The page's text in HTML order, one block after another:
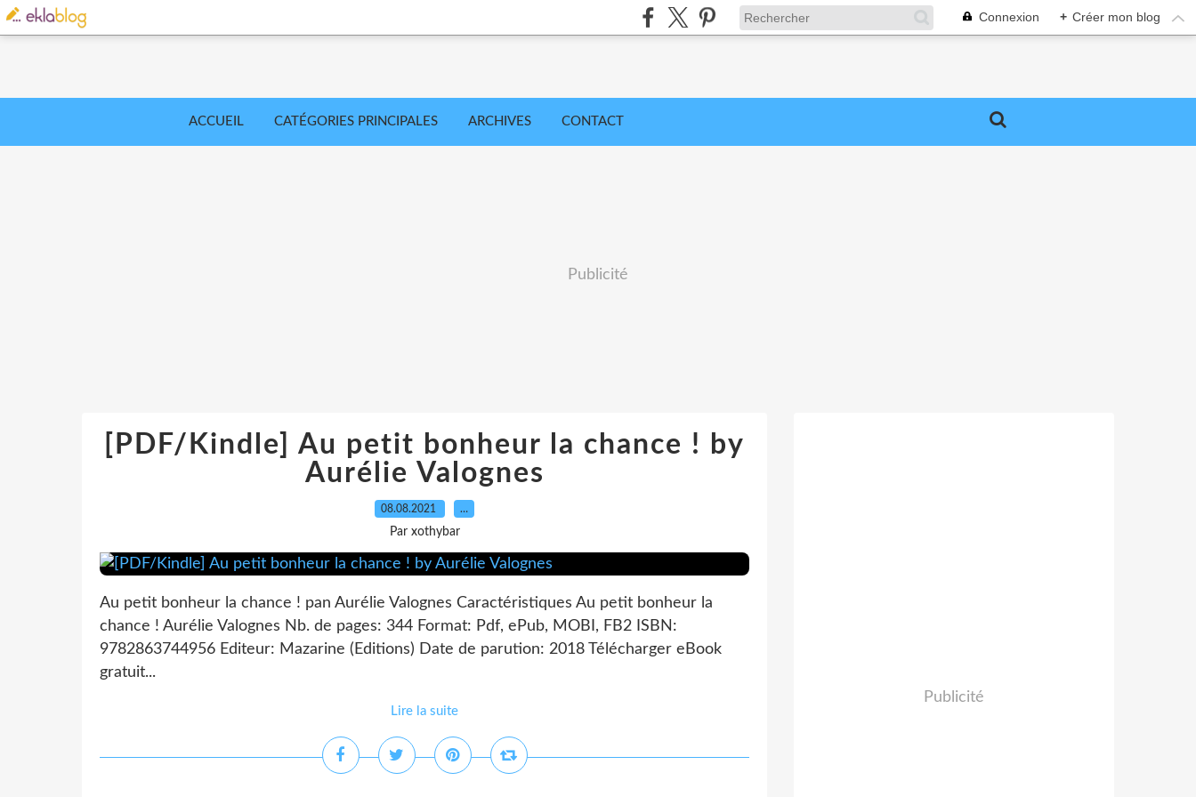
Connexion + Créer mon blog
ACCUEIL CATÉGORIES PRINCIPALES ARCHIVES CONTACT
Publicité
[PDF/Kindle] Au petit bonheur la chance ! by
Aurélie Valognes
08.08.2021 …
Par xothybar
Au petit bonheur la chance ! pan Aurélie Valognes Caractéristiques Au petit bonheur la
chance ! Aurélie Valognes Nb. de pages: 344 Format: Pdf, ePub, MOBI, FB2 ISBN:
9782863744956 Editeur: Mazarine (Editions) Date de parution: 2018 Télécharger eBook
gratuit...
Lire la suite
Publicité